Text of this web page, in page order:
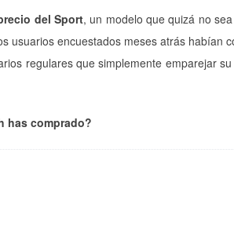
del Sport, un modelo que quizá no
usuarios encuestados meses atrás habían
regulares que simplemente emparejar su
has comprado?